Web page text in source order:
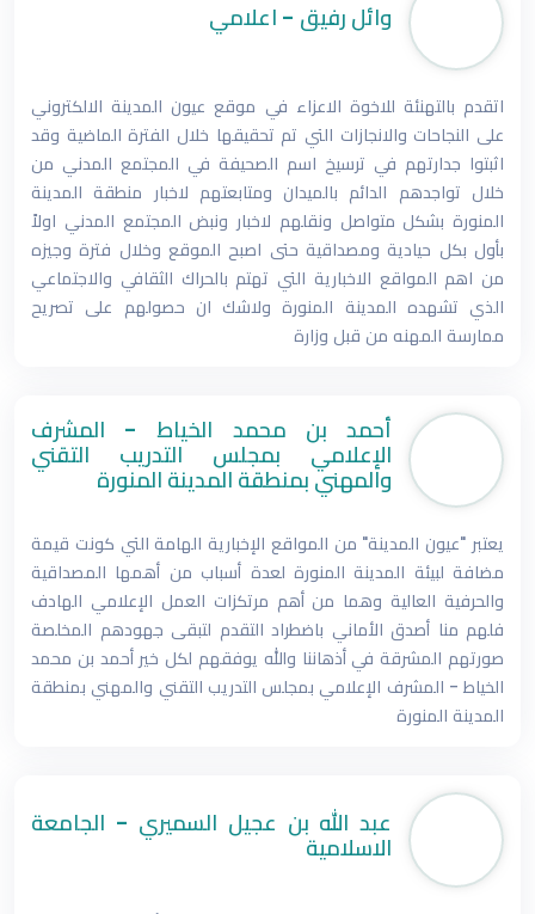
وائل رفيق - اعلامي
اتقدم بالتهنئة للاخوة الاعزاء في موقع عيون المدينة الالكتروني
على النجاحات والانجازات التي تم تحقيقها خلال الفترة الماضية وقد
اثبتوا جدارتهم في ترسيخ اسم الصحيفة في المجتمع المدني من
خلال تواجدهم الدائم بالميدان ومتابعتهم لاخبار منطقة المدينة
المنورة بشكل متواصل ونقلهم لاخبار ونبض المجتمع المدني اولاً
بأول بكل حيادية ومصداقية حتى اصبح الموقع وخلال فترة وجيزه
من اهم المواقع الاخبارية التي تهتم بالحراك الثقافي والاجتماعي
الذي تشهده المدينة المنورة ولاشك ان حصولهم على تصريح
ممارسة المهنه من قبل وزارة
أحمد بن محمد الخياط - المشرف
الإعلامي بمجلس التدريب التقني
والمهني بمنطقة المدينة المنورة
يعتبر "عيون المدينة" من المواقع الإخبارية الهامة التي كونت قيمة
مضافة لبيئة المدينة المنورة لعدة أسباب من أهمها المصداقية
والحرفية العالية وهما من أهم مرتكزات العمل الإعلامي الهادف
فلهم منا أصدق الأماني باضطراد التقدم لتبقى جهودهم المخلصة
صورتهم المشرقة في أذهاننا والله يوفقهم لكل خير أحمد بن محمد
الخياط - المشرف الإعلامي بمجلس التدريب التقني والمهني بمنطقة
المدينة المنورة
عبد الله بن عجيل السميري - الجامعة
الاسلامية